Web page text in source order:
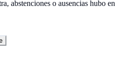
abstenciones o ausencias hubo en